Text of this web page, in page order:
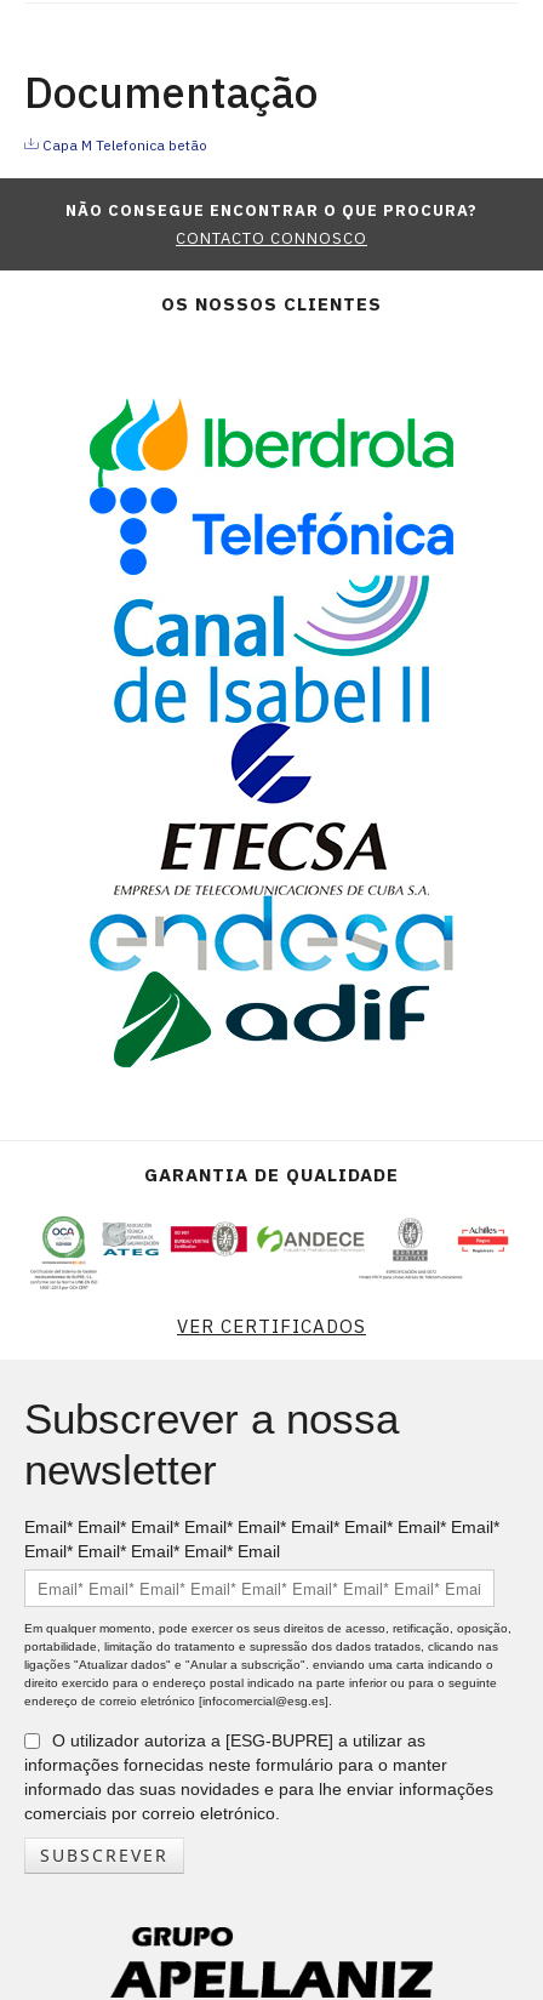
Documentação
Capa M Telefonica betão
NÃO CONSEGUE ENCONTRAR O QUE PROCURA?
CONTACTO CONNOSCO
OS NOSSOS CLIENTES
GARANTIA DE QUALIDADE
VER CERTIFICADOS
Subscrever a nossa
newsletter
Email* Email* Email* Email* Email* Email* Email* Email* Email*
Email* Email* Email* Email* Email
Em qualquer momento, pode exercer os seus direitos de acesso, retificação, oposição,
portabilidade, limitação do tratamento e supressão dos dados tratados, clicando nas
ligações "Atualizar dados" e "Anular a subscrição". enviando uma carta indicando o
direito exercido para o endereço postal indicado na parte inferior ou para o seguinte
endereço de correio eletrónico [infocomercial@esg.es].
O utilizador autoriza a [ESG-BUPRE] a utilizar as
informações fornecidas neste formulário para o manter
informado das suas novidades e para lhe enviar informações
comerciais por correio eletrónico.
SUBSCREVER